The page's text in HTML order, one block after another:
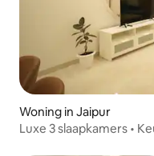
Woning in Jaipur
Luxe 3 slaapkamers •